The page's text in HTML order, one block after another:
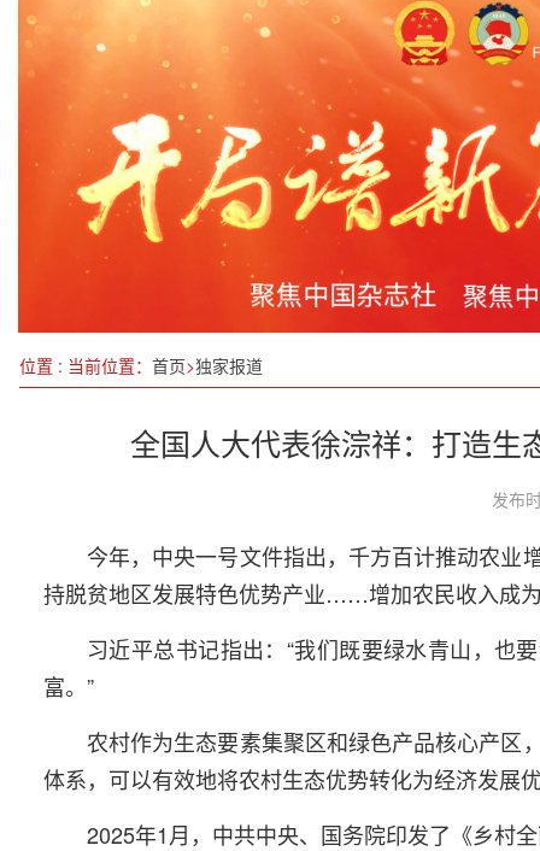
第十六届海峡两岸茶业博览会在福建武夷山市开幕
前两月规模以上工业增加值同比增长5.9%
守护呼吸，为生命站岗：徐信东的“丹叶”之路与“十五五”
中宣部“十四五”重点出版项目 合作授权及签约仪式在京举行
7月全国查处违反中央八项规定精神问题20151起
与法同行“正青春” 光影普法“零距离”
2024第二届博鳌国际地理标志发展大会将于11月份在海南·
位置 : 当前位置： 首页>独家报道
全国人大代表徐淙祥：打造生
发布
今年，中央一号文件指出，千方百计推动农业
持脱贫地区发展特色优势产业……增加农民收入成
习近平总书记指出：“我们既要绿水青山，也
富。”
农村作为生态要素集聚区和绿色产品核心产区
体系，可以有效地将农村生态优势转化为经济发展
2025年1月，中共中央、国务院印发了《乡村